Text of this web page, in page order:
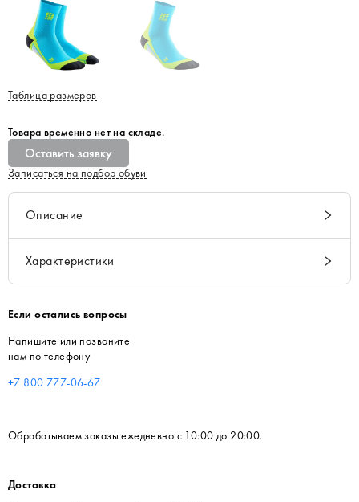
Таблица размеров
Товара временно нет на складе.
Оставить заявку
Записаться на подбор обуви
Описание
Характеристики
Если остались вопросы
Напишите или позвоните
нам по телефону
+7 800 777-06-67
Обрабатываем заказы ежедневно с 10:00 до 20:00.
Доставка